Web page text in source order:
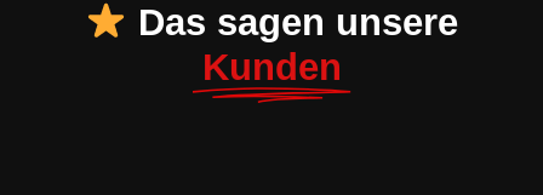
Das sagen unsere
Kunden